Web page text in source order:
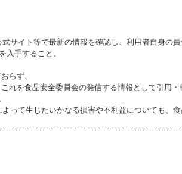
サイト等で最新の情報を確認し、利用者自身の
入手すること。
らず、
を食品安全委員会の発信する情報として引用・
って生じたいかなる損害や不利益についても、